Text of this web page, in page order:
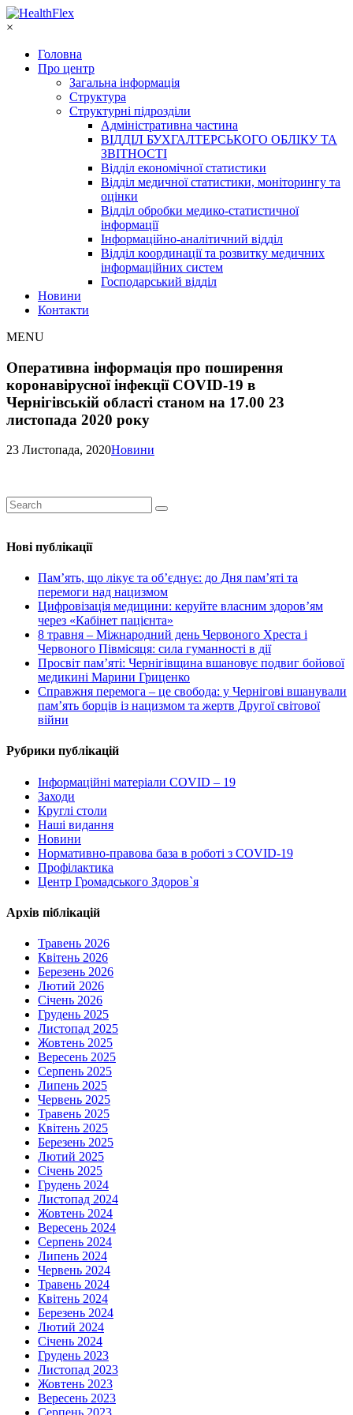
×
Головна
Про центр
Загальна інформація
Структура
Структурні підрозділи
Адміністративна частина
ВІДДІЛ БУХГАЛТЕРСЬКОГО ОБЛІКУ ТА
ЗВІТНОСТІ
Відділ економічної статистики
Відділ медичної статистики, моніторингу та
оцінки
Відділ обробки медико-статистичної
інформації
Інформаційно-аналітичний відділ
Відділ координації та розвитку медичних
інформаційних систем
Господарський відділ
Новини
Контакти
MENU
Оперативна інформація про поширення
коронавірусної інфекції COVID-19 в
Чернігівській області станом на 17.00 23
листопада 2020 року
23 Листопада, 2020Новини
Нові публікації
Пам’ять, що лікує та об’єднує: до Дня пам’яті та
перемоги над нацизмом
Цифровізація медицини: керуйте власним здоров’ям
через «Кабінет пацієнта»
8 травня – Міжнародний день Червоного Хреста і
Червоного Півмісяця: сила гуманності в дії
Просвіт пам’яті: Чернігівщина вшановує подвиг бойової
медикині Марини Гриценко
Справжня перемога – це свобода: у Чернігові вшанували
пам’ять борців із нацизмом та жертв Другої світової
війни
Рубрики публікацій
Інформаційні матеріали COVID – 19
Заходи
Круглі столи
Наші видання
Новини
Нормативно-правова база в роботі з COVID-19
Профілактика
Центр Громадського Здоров`я
Архів піблікацій
Травень 2026
Квітень 2026
Березень 2026
Лютий 2026
Січень 2026
Грудень 2025
Листопад 2025
Жовтень 2025
Вересень 2025
Серпень 2025
Липень 2025
Червень 2025
Травень 2025
Квітень 2025
Березень 2025
Лютий 2025
Січень 2025
Грудень 2024
Листопад 2024
Жовтень 2024
Вересень 2024
Серпень 2024
Липень 2024
Червень 2024
Травень 2024
Квітень 2024
Березень 2024
Лютий 2024
Січень 2024
Грудень 2023
Листопад 2023
Жовтень 2023
Вересень 2023
Серпень 2023